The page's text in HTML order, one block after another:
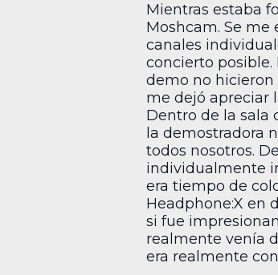
Mientras estaba
Moshcam. Se
canales
concierto
demo no
me dejó apreciar
Dentro de la sala
la demostradora
todos nosotros.
individualmente
era tiempo de
Headphone:X en
si fue
realmente venía
era realmente